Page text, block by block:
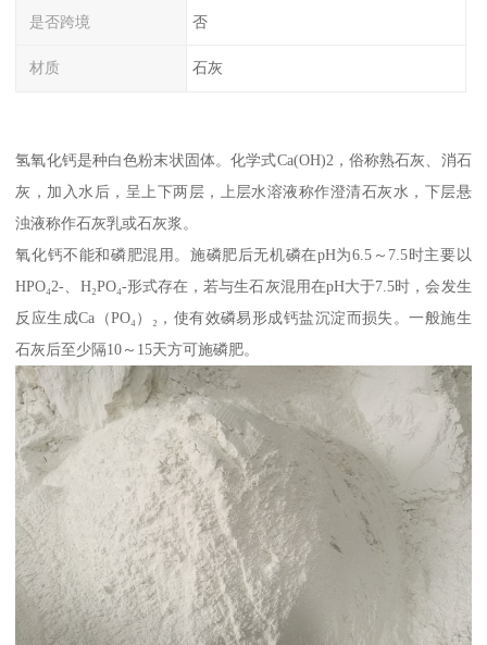
是否跨境 否
材质 石灰
氢氧化钙是种白色粉末状固体。化学式Ca(OH)2，俗称熟石灰、消石
灰，加入水后，呈上下两层，上层水溶液称作澄清石灰水，下层悬
浊液称作石灰乳或石灰浆。
氧化钙不能和磷肥混用。施磷肥后无机磷在pH为6.5～7.5时主要以
HPO₄2-、H₂PO₄-形式存在，若与生石灰混用在pH大于7.5时，会发生
反应生成Ca（PO₄）₂，使有效磷易形成钙盐沉淀而损失。一般施生
石灰后至少隔10～15天方可施磷肥。